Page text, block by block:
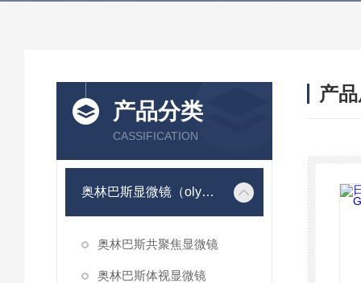
产品分类
CASSIFICATION
奥林巴斯显微镜（olympus）
奥林巴斯共聚焦显微镜
奥林巴斯体视显微镜
产